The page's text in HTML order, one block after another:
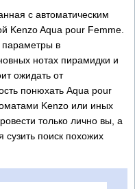
с автоматическим
Kenzo Aqua pour Femme.
параметры в
нотах пирамидки и
ожидать от
понюхать Aqua pour
Kenzo или иных
только лично вы, а
сузить поиск похожих